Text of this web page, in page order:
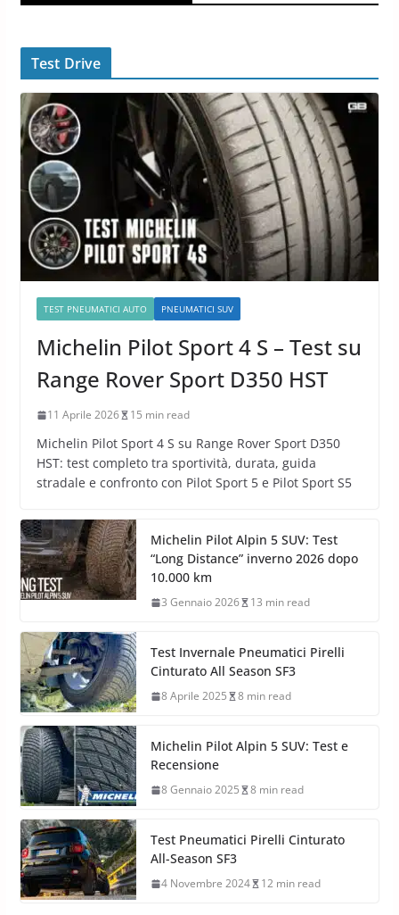
Test Drive
TEST PNEUMATICI AUTO PNEUMATICI SUV
Michelin Pilot Sport 4 S – Test su
Range Rover Sport D350 HST
11 Aprile 2026 15 min read
Michelin Pilot Sport 4 S su Range Rover Sport D350
HST: test completo tra sportività, durata, guida
stradale e confronto con Pilot Sport 5 e Pilot Sport S5
Michelin Pilot Alpin 5 SUV: Test
“Long Distance” inverno 2026 dopo
10.000 km
3 Gennaio 2026 13 min read
Test Invernale Pneumatici Pirelli
Cinturato All Season SF3
8 Aprile 2025 8 min read
Michelin Pilot Alpin 5 SUV: Test e
Recensione
8 Gennaio 2025 8 min read
Test Pneumatici Pirelli Cinturato
All-Season SF3
4 Novembre 2024 12 min read